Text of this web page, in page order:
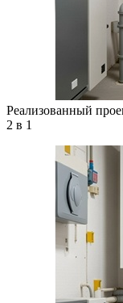
Реализованный
2 в 1